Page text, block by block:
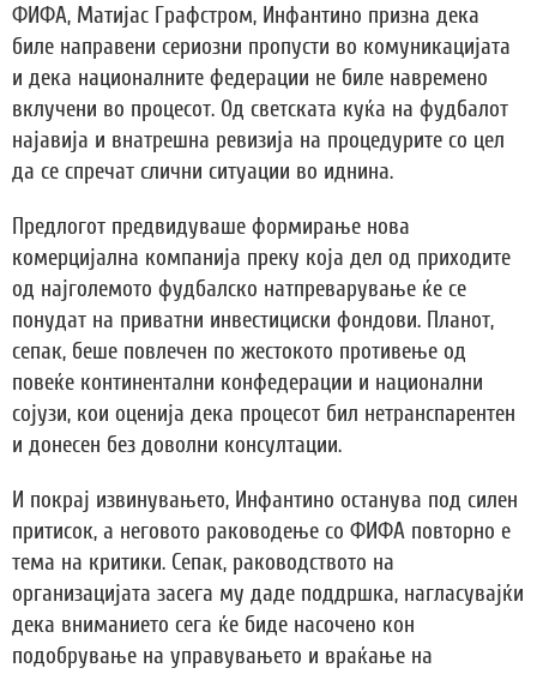
ФИФА, Матијас Графстром, Инфантино призна дека
биле направени сериозни пропусти во комуникацијата
и дека националните федерации не биле навремено
вклучени во процесот. Од светската куќа на фудбалот
најавија и внатрешна ревизија на процедурите со цел
да се спречат слични ситуации во иднина.
Предлогот предвидуваше формирање нова
комерцијална компанија преку која дел од приходите
од најголемото фудбалско натпреварување ќе се
понудат на приватни инвестициски фондови. Планот,
сепак, беше повлечен по жестокото противење од
повеќе континентални конфедерации и национални
сојузи, кои оценија дека процесот бил нетранспарентен
и донесен без доволни консултации.
И покрај извинувањето, Инфантино останува под силен
притисок, а неговото раководење со ФИФА повторно е
тема на критики. Сепак, раководството на
организацијата засега му даде поддршка, нагласувајќи
дека вниманието сега ќе биде насочено кон
подобрување на управувањето и враќање на